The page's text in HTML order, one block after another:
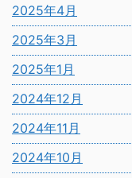
2025年4月
2025年3月
2025年1月
2024年12月
2024年11月
2024年10月